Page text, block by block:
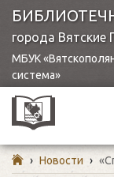
города Вятские
МБУК
система»
› Новости ›